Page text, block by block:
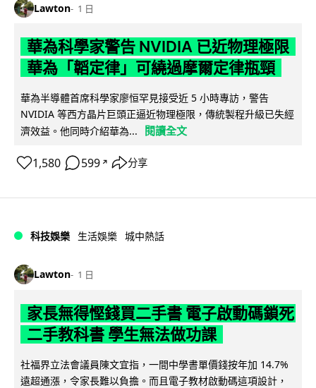
Lawton 1 日
華為科學家警告 NVIDIA 已近物理極限
華為「韜定律」可繞過摩爾定律瓶頸
華為半導體首席科學家廖恒罕見接受近 5 小時專訪，警告
NVIDIA 等西方晶片巨頭正逼近物理極限，傳統製程升級已失經
濟效益。他同時介紹華為...
閱讀全文
1,580 599 ↗ 分享
科技娛樂 生活娛樂 城中熱話
Lawton 1 日
家長無得慳錢買二手書 電子啟動碼鎖死
二手教科書 學生無法做功課
社福界立法會議員陳文宜指，一間中學書單價錢按年加 14.7%
遠超通漲，令家長難以負擔。而且電子教材啟動碼這項設計，